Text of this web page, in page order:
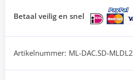
Betaal veilig en snel
Artikelnummer: ML-DAC.SD-MLDL2